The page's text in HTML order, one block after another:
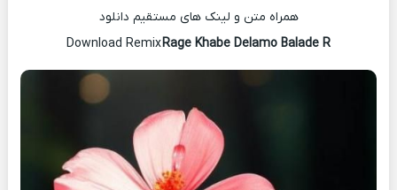
همراه متن و لینک های مستقیم دانلود
Download Remix
Rage Khabe Delamo Balade R